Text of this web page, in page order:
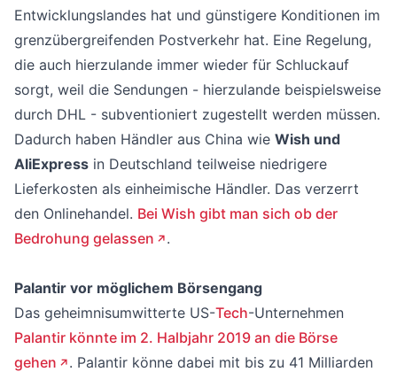
Entwicklungslandes hat und günstigere Konditionen im
grenzübergreifenden Postverkehr hat. Eine Regelung,
die auch hierzulande immer wieder für Schluckauf
sorgt, weil die Sendungen - hierzulande beispielsweise
durch DHL - subventioniert zugestellt werden müssen.
Dadurch haben Händler aus China wie Wish und
AliExpress in Deutschland teilweise niedrigere
Lieferkosten als einheimische Händler. Das verzerrt
den Onlinehandel. Bei Wish gibt man sich ob der
Bedrohung gelassen
.
Palantir vor möglichem Börsengang
Das geheimnisumwitterte US-Tech-Unternehmen
Palantir könnte im 2. Halbjahr 2019 an die Börse
gehen
. Palantir könne dabei mit bis zu 41 Milliarden